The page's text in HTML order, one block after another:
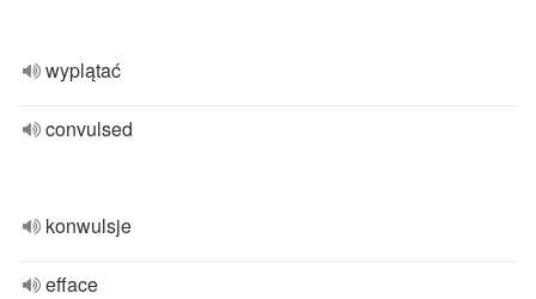
wyplątać
convulsed
konwulsje
efface